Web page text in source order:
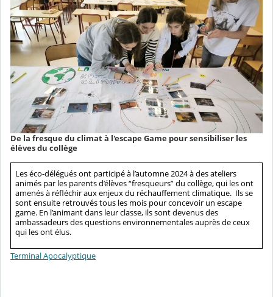
De la fresque du climat à l'escape Game pour sensibiliser les
élèves du collège
Les éco-délégués ont participé à l’automne 2024 à des ateliers
animés par les parents d’élèves “fresqueurs” du collège, qui les ont
amenés à réfléchir aux enjeux du réchauffement climatique. Ils se
sont ensuite retrouvés tous les mois pour concevoir un escape
game. En l’animant dans leur classe, ils sont devenus des
ambassadeurs des questions environnementales auprès de ceux
qui les ont élus.
Terminal Apocalyptique